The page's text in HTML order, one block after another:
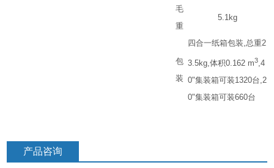
毛
重
5.1kg
包
装
四合一纸箱包装,总重2
3.5kg,体积0.162 m3,4
0"集装箱可装1320台,2
0"集装箱可装660台
产品咨询